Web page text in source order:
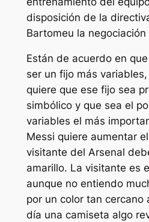
disposición de la
Bartomeu la
Están de acuerdo en
ser un fijo más
quiere que ese fijo sea
simbólico y que sea el
variables el más
Messi quiere aumentar
visitante del Arsenal
amarillo. La visitante es
aunque no entiendo
por un color tan cercano
día una camiseta algo